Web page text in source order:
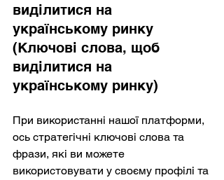
виділитися на
українському ринку
(Ключові слова, щоб
виділитися на
українському ринку)
При використанні нашої платформи,
ось стратегічні ключові слова та
фрази, які ви можете
використовувати у своєму профілі та